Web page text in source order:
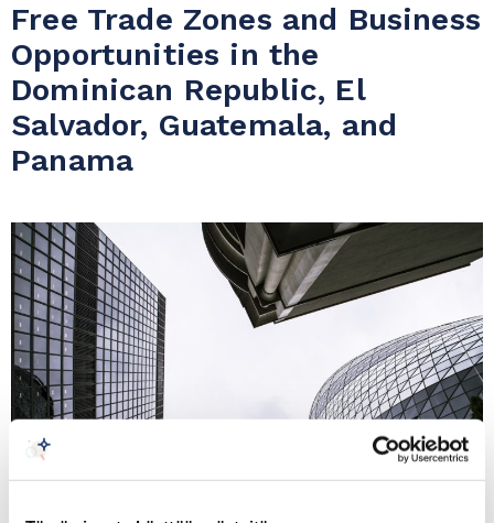
Free Trade Zones and Business
Opportunities in the
Dominican Republic, El
Salvador, Guatemala, and
Panama